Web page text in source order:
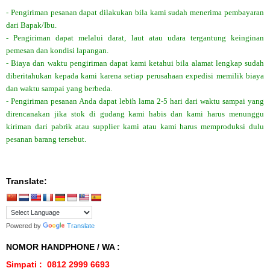
- Pengiriman pesanan dapat dilakukan bila kami sudah menerima pembayaran
dari Bapak/Ibu.
- Pengiriman dapat melalui darat, laut atau udara tergantung keinginan
pemesan dan kondisi lapangan.
- Biaya dan waktu pengiriman dapat kami ketahui bila alamat lengkap sudah
diberitahukan kepada kami karena setiap perusahaan expedisi memilik biaya
dan waktu sampai yang berbeda.
- Pengiriman pesanan Anda dapat lebih lama 2-5 hari dari waktu sampai yang
direncanakan jika stok di gudang kami habis dan kami harus menunggu
kiriman dari pabrik atau supplier kami atau kami harus memproduksi dulu
pesanan barang tersebut.
Translate:
Powered by Translate
NOMOR HANDPHONE / WA :
Simpati : 0812 2999 6693